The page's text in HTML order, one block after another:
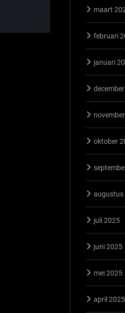
maart
februari
januari
oktober
augustus
juli 2025
juni 2025
mei 2025
april 2025